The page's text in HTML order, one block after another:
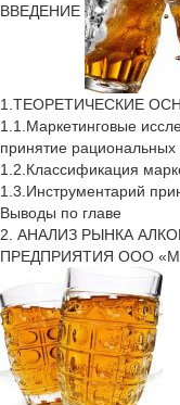
ВВЕДЕНИЕ
1.ТЕОРЕТИЧЕСКИЕ
1.1.Маркетинговые
принятие
1.2.Классификация
1.3.Инструментарий
Выводы по главе
2. АНАЛИЗ РЫНКА
ПРЕДПРИЯТИЯ ООО